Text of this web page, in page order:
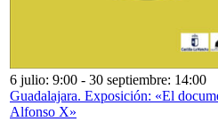
6 julio: 9:00 - 30 septiembre: 14:00
Guadalajara. Exposición: «El
Alfonso X»